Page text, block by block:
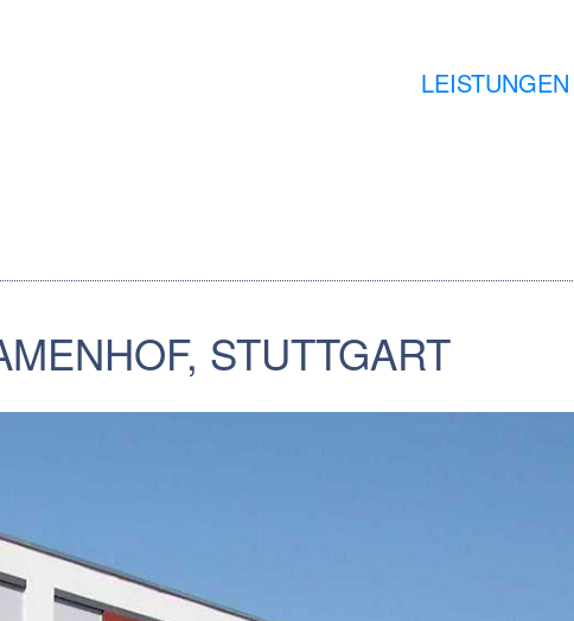
LEISTUNGEN
STUTTGART